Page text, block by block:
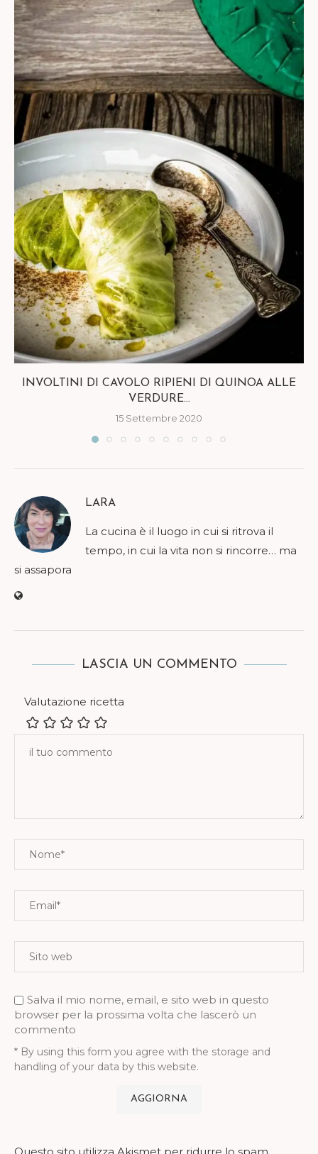
INVOLTINI DI CAVOLO RIPIENI DI QUINOA ALLE
VERDURE...
15 Settembre 2020
LARA
La cucina è il luogo in cui si ritrova il
tempo, in cui la vita non si rincorre… ma
si assapora
LASCIA UN COMMENTO
Valutazione ricetta
Salva il mio nome, email, e sito web in questo
browser per la prossima volta che lascerò un
commento
* By using this form you agree with the storage and
handling of your data by this website.